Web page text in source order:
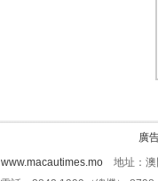
廣
www.macautimes.mo 地址：澳